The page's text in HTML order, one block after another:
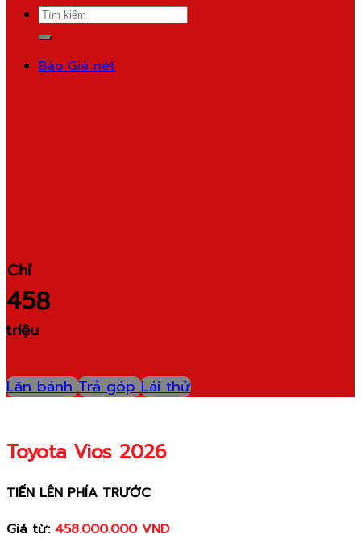
Search
for:
Báo Giá nét
Chỉ
458
triệu
Lăn bánh Trả góp Lái thử
Toyota Vios 2026
TIẾN LÊN PHÍA TRƯỚC
Giá từ: 458.000.000 VND